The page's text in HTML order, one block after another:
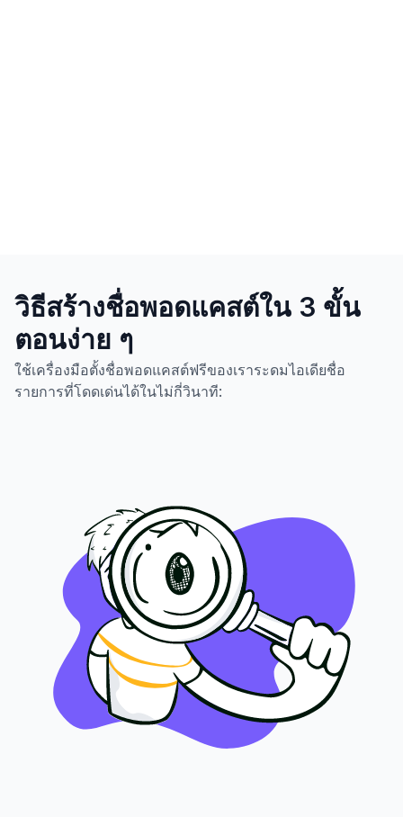
วิธีสร้างชื่อพอดแคสต์ใน 3 ขั้น
ตอนง่าย ๆ
ใช้เครื่องมือตั้งชื่อพอดแคสต์ฟรีของเราระดมไอเดียชื่อ
รายการที่โดดเด่นได้ในไม่กี่วินาที: